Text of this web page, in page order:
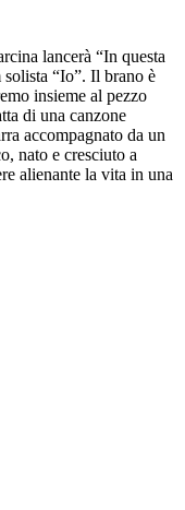
lancerà “In questa
“Io”. Il brano è
insieme al pezzo
di una canzone
accompagnato da un
nato e cresciuto a
alienante la vita in una